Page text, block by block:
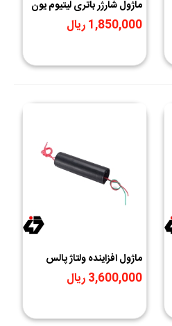
ماژول شارژر باتری لیتیوم یون
ورودی USB Type-C
1,850,000 ریال
ماژول افزاینده ولتاژ پالس
ژنراتور و يونيزاسيون هوا مدل
1000KV
3,600,000 ریال